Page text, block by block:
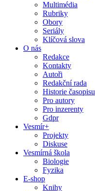
Multimédia
Rubriky
Obory
Seriály
Klíčová slova
O nás
Redakce
Kontakty
Autoři
Redakční rada
Historie časopisu
Pro autory
Pro inzerenty
Gdpr
Vesmír+
Projekty
Diskuse
Vesmírná škola
Biologie
Fyzika
E-shop
Knihy